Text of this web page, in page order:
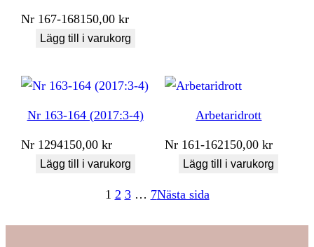
Nr 167-168150,00kr
Lägg till i varukorg
Nr 163-164 (2017:3-4)
Nr 1294150,00kr
Lägg till i varukorg
Arbetaridrott
Nr 161-162150,00kr
Lägg till i varukorg
1 2 3 … 7Nästa sida